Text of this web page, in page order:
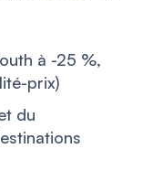
à -25 %,
prix)
du